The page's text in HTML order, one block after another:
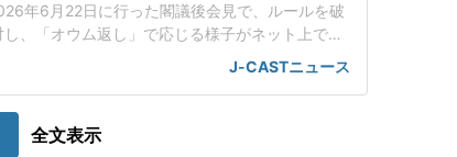
年6月22日に行った閣議後会見で、ルールを破
、「オウム返し」で応じる様子がネット上で話
画の改定素案めぐり応酬小野田氏は会見で、人
定したことを報告した。話題を集めているのは、
開した「新しいスパコ
J-CASTニュース
全文表示